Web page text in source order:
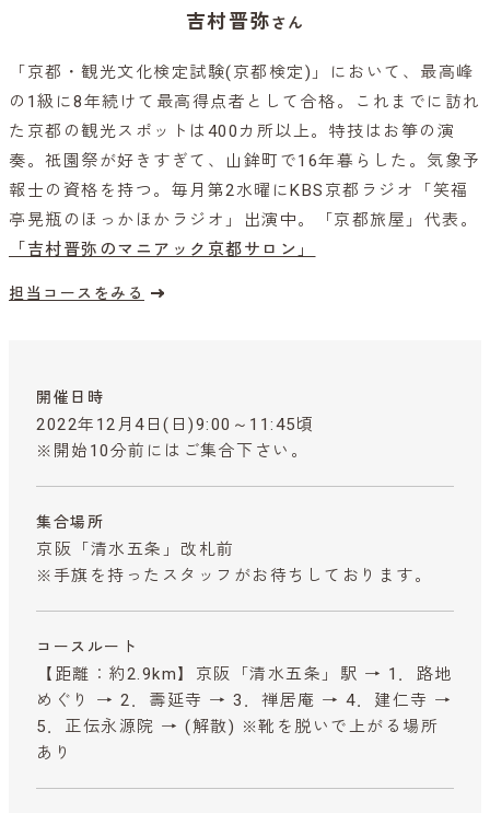
吉村晋弥さん
「京都・観光文化検定試験(京都検定)」において、最高峰
の1級に8年続けて最高得点者として合格。これまでに訪れ
た京都の観光スポットは400カ所以上。特技はお箏の演
奏。祇園祭が好きすぎて、山鉾町で16年暮らした。気象予
報士の資格を持つ。毎月第2水曜にKBS京都ラジオ「笑福
亭晃瓶のほっかほかラジオ」出演中。「京都旅屋」代表。
「吉村晋弥のマニアック京都サロン」
担当コースをみる
開催日時
2022年12月4日(日)9:00～11:45頃
※開始10分前にはご集合下さい。
集合場所
京阪「清水五条」改札前
※手旗を持ったスタッフがお待ちしております。
コースルート
【距離：約2.9km】京阪「清水五条」駅 → 1．路地
めぐり → 2．壽延寺 → 3．禅居庵 → 4．建仁寺 →
5．正伝永源院 → (解散) ※靴を脱いで上がる場所
あり